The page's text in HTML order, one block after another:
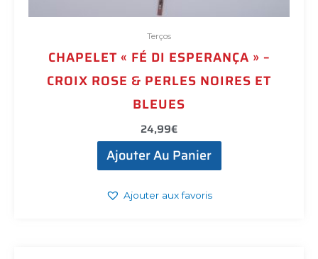
Terços
CHAPELET « FÉ DI ESPERANÇA » –
CROIX ROSE & PERLES NOIRES ET
BLEUES
24,99€
Ajouter Au Panier
Ajouter aux favoris